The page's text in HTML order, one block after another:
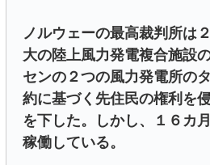
ノルウェーの最高裁判所は
大の陸上風力発電複合施設
センの２つの風力発電所の
約に基づく先住民の権利を
を下した。しかし、１６カ
稼働している。